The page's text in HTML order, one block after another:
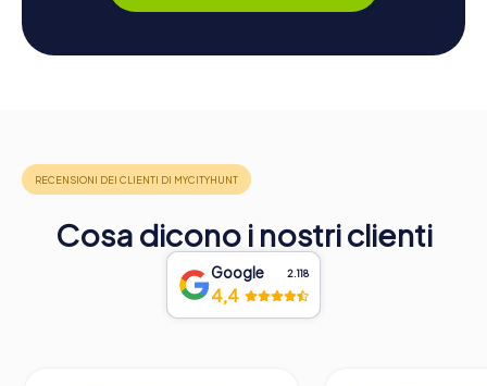
Cosa dicono i nostri clienti
Google 2.118
4,4